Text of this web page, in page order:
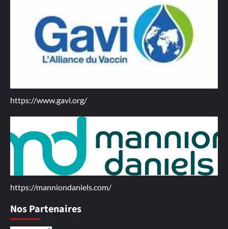
https://www.gavi.org/
https://manniondaniels.com/
Nos Partenaires